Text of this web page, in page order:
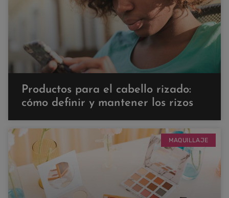
Productos para el cabello rizado:
cómo definir y mantener los rizos
MAQUILLAJE